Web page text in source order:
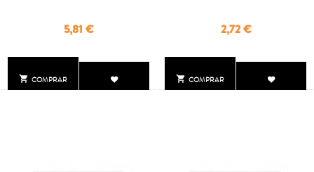
 COMPRAR
Precio
5,81 €
 COMPRAR
Precio
2,72 €